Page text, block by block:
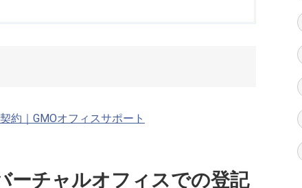
約｜GMOオフィスサポート
ーチャルオフィスでの登記